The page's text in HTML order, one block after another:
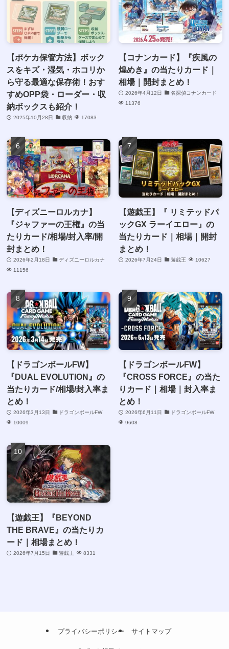
【ポケカ保管方法】ボック
スをキズ・湿気・ホコリか
ら守る最適な保存術！おす
すめOPP袋・ローダー・収
納ボックスも紹介！
2025年10月28日 収納 17083
【コナンカード】『疾風の
煌めき』の当たりカード｜
相場｜開封まとめ！
2026年4月12日
名探偵コナンカード
11376
【ディズニーロルカナ】
『ジャファーの王権』の当
たりカード/相場/封入率/開
封まとめ！
2026年2月18日
ディズニーロルカナ
11156
【遊戯王】『 リミテッドパ
ックGX ラーイエロー』の
当たりカード｜相場｜開封
まとめ！
2026年7月24日 遊戯王 10627
【ドラゴンボールFW】
『DUAL EVOLUTION』の
当たりカード/相場/封入率ま
とめ！
2026年3月13日
ドラゴンボールFW
10009
【ドラゴンボールFW】
『CROSS FORCE』の当た
りカード｜相場｜封入率ま
とめ！
2026年6月11日
ドラゴンボールFW
9608
【遊戯王】『BEYOND
THE BRAVE』の当たりカ
ード｜相場まとめ！
2026年7月15日 遊戯王 8331
プライバシーポリシー サイトマップ